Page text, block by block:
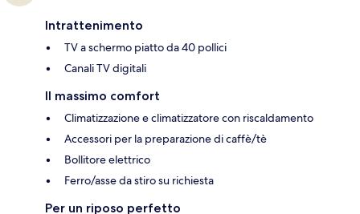
Intrattenimento
TV a schermo piatto da 40 pollici
Canali TV digitali
Il massimo comfort
Climatizzazione e climatizzatore con riscaldamento
Accessori per la preparazione di caffè/tè
Bollitore elettrico
Ferro/asse da stiro su richiesta
Per un riposo perfetto